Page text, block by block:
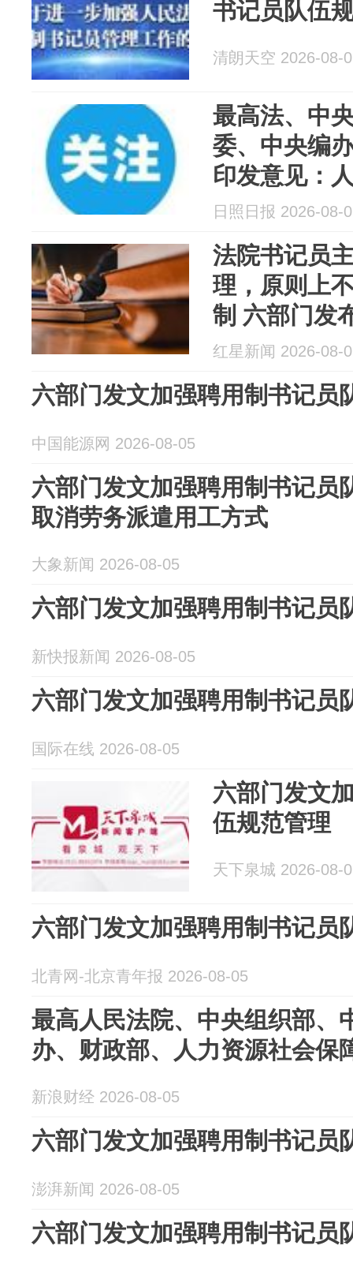
书记员队伍
清朗天空 2026-08-
最高法、中
委、中央编
印发意见：
实行聘用制
用政法专项
日照日报 2026-08-
法院书记员
理，原则上
制 六部门发
红星新闻 2026-08-
六部门发文加强聘用制书记员
中国能源网 2026-08-05
六部门发文加强聘用制书记员
取消劳务派遣用工方式
大象新闻 2026-08-05
六部门发文加强聘用制书记员
新快报新闻 2026-08-05
六部门发文加强聘用制书记员
国际在线 2026-08-05
六部门发文
伍规范管理
天下泉城 2026-08-
六部门发文加强聘用制书记员
北青网-北京青年报 2026-08-05
最高人民法院、中央组织部、
办、财政部、人力资源社会保
新浪财经 2026-08-05
六部门发文加强聘用制书记员
澎湃新闻 2026-08-05
六部门发文加强聘用制书记员